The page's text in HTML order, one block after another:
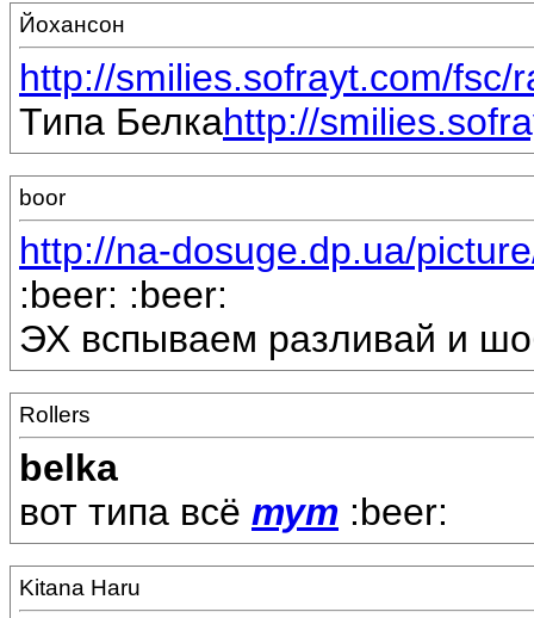
Йохансон
http://smilies.sofrayt.com/fsc/
Типа Белкаhttp://
boor
http://na-dosuge.dp.ua/
:beer: :beer:
ЭХ вспываем разливай и
Rollers
belka
вот типа всё тут :beer:
Kitana Haru